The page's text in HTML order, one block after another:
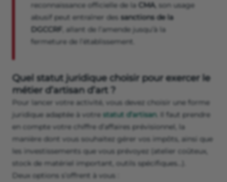
reconnaissance officielle de la
CMA, son usage
abusif peut entraîner des sanctions de la
DGCCRF
, allant de l’amende jusqu’à la
fermeture de l’établissement.
Quel statut juridique choisir pour exercer le
métier d’artisan d’art ?
Pour lancer votre activité, vous devez choisir une forme
juridique adaptée à votre statut d’artisan. Il faut prendre
en compte votre chiffre d’affaires prévisionnel, la
manière dont vous souhaitez gérer vos impôts, ainsi que
les investissements que vous prévoyez (atelier coûteux,
stock de matériel important, outils spécifiques…).
Deux options s’offrent à vous :